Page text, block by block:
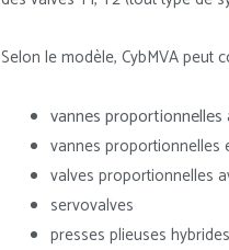
Selon le modèle, CybMVA peut
vannes
vannes proportionnelles
valves proportionnelles
servovalves
presses plieuses hybrides